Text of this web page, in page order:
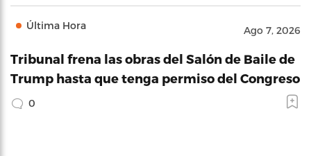
Última Hora Ago 7, 2026
Tribunal frena las obras del Salón de Baile de
Trump hasta que tenga permiso del Congreso
0